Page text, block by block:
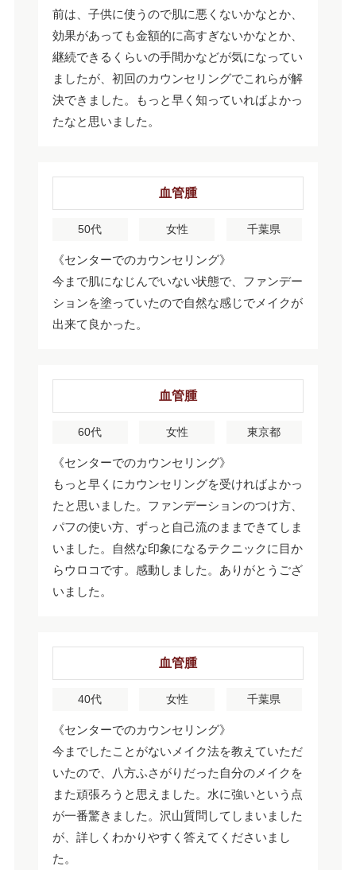
前は、子供に使うので肌に悪くないかなとか、
効果があっても金額的に高すぎないかなとか、
継続できるくらいの手間かなどが気になってい
ましたが、初回のカウンセリングでこれらが解
決できました。もっと早く知っていればよかっ
たなと思いました。
血管腫
50代 女性 千葉県
《センターでのカウンセリング》
今まで肌になじんでいない状態で、ファンデー
ションを塗っていたので自然な感じでメイクが
出来て良かった。
血管腫
60代 女性 東京都
《センターでのカウンセリング》
もっと早くにカウンセリングを受ければよかっ
たと思いました。ファンデーションのつけ方、
パフの使い方、ずっと自己流のままできてしま
いました。自然な印象になるテクニックに目か
らウロコです。感動しました。ありがとうござ
いました。
血管腫
40代 女性 千葉県
《センターでのカウンセリング》
今までしたことがないメイク法を教えていただ
いたので、八方ふさがりだった自分のメイクを
また頑張ろうと思えました。水に強いという点
が一番驚きました。沢山質問してしまいました
が、詳しくわかりやすく答えてくださいまし
た。